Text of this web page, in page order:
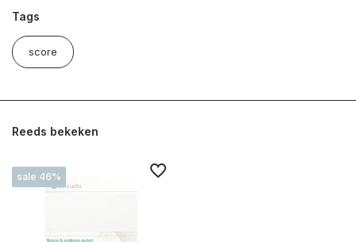
Tags
score
Reeds bekeken
sale 46%